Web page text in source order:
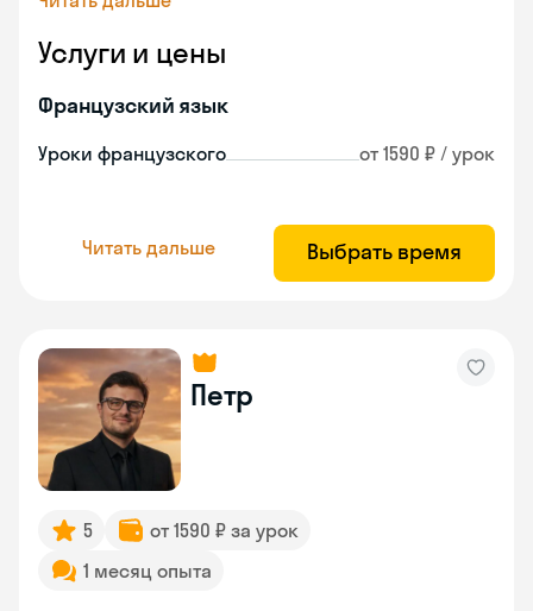
Услуги и цены
Французский язык
Уроки французского от 1590 ₽ / урок
Читать дальше Выбрать время
Петр
5
от 1590 ₽ за урок
1 месяц опыта